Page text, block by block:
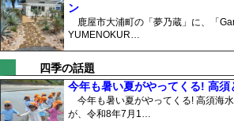
ン
鹿屋市大浦町の「夢乃蔵」に、「
YUMENOKUR…
四季の話題
今年も暑い夏がやってくる! 高
今年も暑い夏がやってくる! 高須海
が、令和8年7月1…